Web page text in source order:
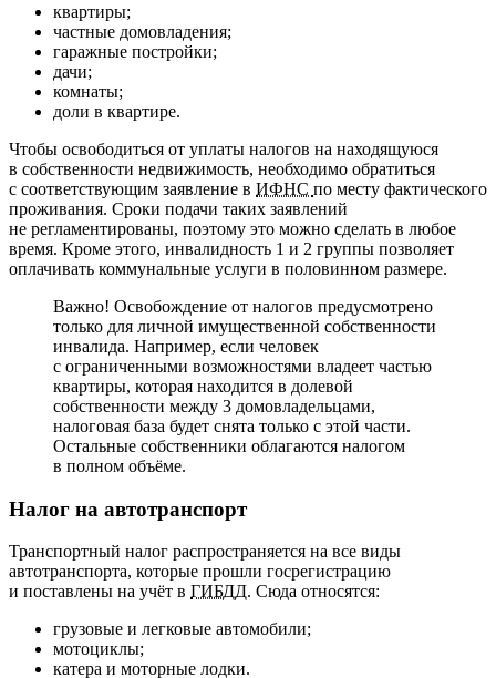
квартиры;
частные домовладения;
гаражные постройки;
дачи;
комнаты;
доли в квартире.
Чтобы освободиться от уплаты налогов на находящуюся
в собственности недвижимость, необходимо обратиться
с соответствующим заявление в ИФНС по месту фактического
проживания. Сроки подачи таких заявлений
не регламентированы, поэтому это можно сделать в любое
время. Кроме этого, инвалидность 1 и 2 группы позволяет
оплачивать коммунальные услуги в половинном размере.
Важно! Освобождение от налогов предусмотрено
только для личной имущественной собственности
инвалида. Например, если человек
с ограниченными возможностями владеет частью
квартиры, которая находится в долевой
собственности между 3 домовладельцами,
налоговая база будет снята только с этой части.
Остальные собственники облагаются налогом
в полном объёме.
Налог на автотранспорт
Транспортный налог распространяется на все виды
автотранспорта, которые прошли госрегистрацию
и поставлены на учёт в ГИБДД. Сюда относятся:
грузовые и легковые автомобили;
мотоциклы;
катера и моторные лодки.